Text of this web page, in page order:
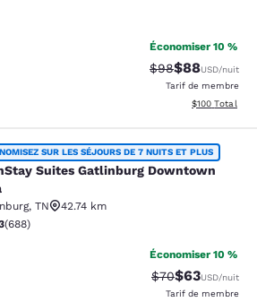
Économiser 10 %
Tarif barré :
$98Tarif réduit :
$88USD/nuit
Tarif de membre
Afficher les
$100 Total
Gatlinburg
SUR LES SÉJOURS DE 7 NUITS ET PLUS
Suites Gatlinburg Downtown
, TN
42.74 km
Excellent. 688 commentaires
(688)
Économiser 10 %
Tarif barré :
$70Tarif réduit :
$63USD/nuit
Tarif de membre